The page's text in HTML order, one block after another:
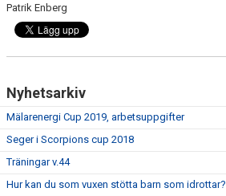
Patrik Enberg
Nyhetsarkiv
Mälarenergi Cup 2019, arbetsuppgifter
Seger i Scorpions cup 2018
Träningar v.44
Hur kan du som vuxen stötta barn som idrottar?